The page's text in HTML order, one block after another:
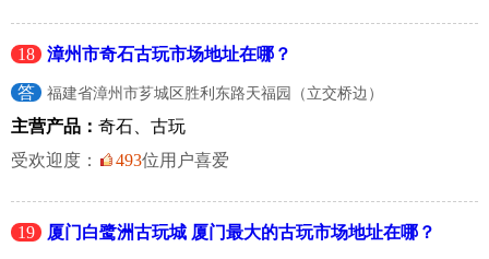
18 漳州市奇石古玩市场地址在哪？
答 福建省漳州市芗城区胜利东路天福园（立交桥边）
主营产品： 奇石、古玩
受欢迎度：
493位用户喜爱
19 厦门白鹭洲古玩城 厦门最大的古玩市场地址在哪？